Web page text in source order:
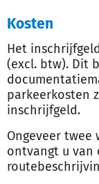
Kosten
Het
(excl. btw). Dit
parkeerkosten
inschrijfgeld.
Ongeveer twee
ontvangt u van